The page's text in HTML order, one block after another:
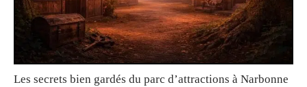
Les secrets bien gardés du parc d’attractions à Narbonne